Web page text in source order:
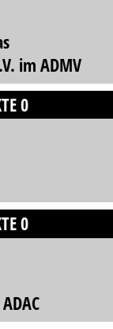
im ADMV
0
0